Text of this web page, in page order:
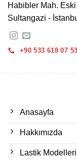
Habibler Mah.
Sultangazi -
+90 533 618 07 53
Anasayfa
Hakkımızda
Lastik Modelleri